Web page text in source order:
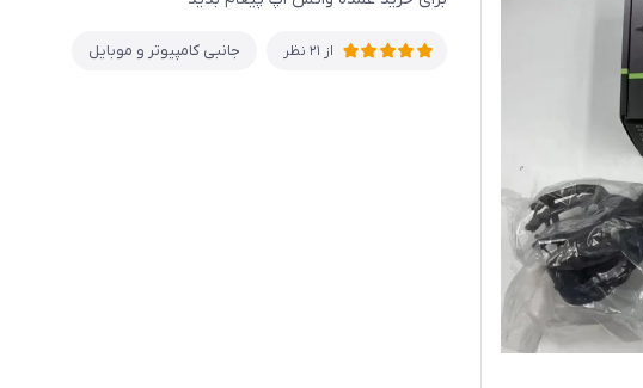
از 21 نظر جانبی کامپیوتر و موبایل